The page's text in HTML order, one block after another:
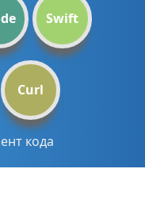
Swift
Curl
кода